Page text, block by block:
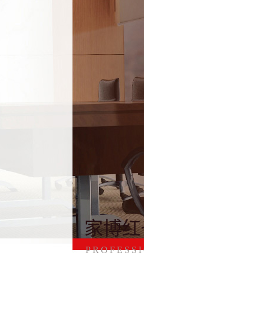
家博红一中国红
PROFESSIONAL TEAM